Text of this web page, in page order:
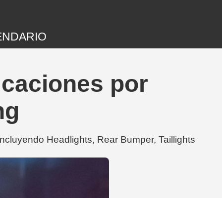
por
Headlights, Rear Bumper, Taillights